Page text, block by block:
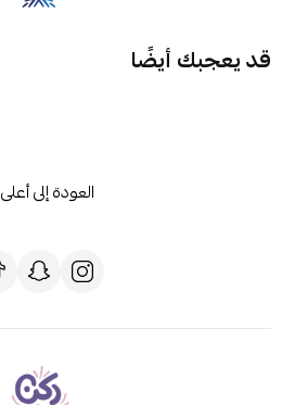
قد يعجبك أيضًا
العودة إلى أعلى